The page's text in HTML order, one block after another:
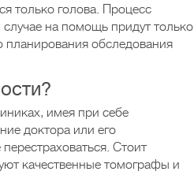
только голова. Процесс
на помощь придут только
обследования
имея при себе
доктора или его
Стоит
качественные томографы и